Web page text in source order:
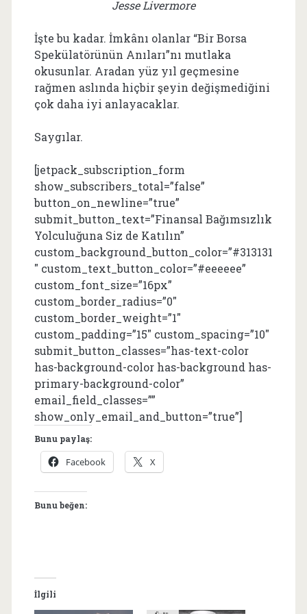
Jesse Livermore
İşte bu kadar. İmkânı olanlar “Bir Borsa
Spekülatörünün Anıları”nı mutlaka
okusunlar. Aradan yüz yıl geçmesine
rağmen aslında hiçbir şeyin değişmediğini
çok daha iyi anlayacaklar.
Saygılar.
[jetpack_subscription_form
show_subscribers_total=”false”
button_on_newline=”true”
submit_button_text=”Finansal Bağımsızlık
Yolculuğuna Siz de Katılın”
custom_background_button_color=”#313131
″ custom_text_button_color=”#eeeeee”
custom_font_size=”16px”
custom_border_radius=”0″
custom_border_weight=”1″
custom_padding=”15″ custom_spacing=”10″
submit_button_classes=”has-text-color
has-background-color has-background has-
primary-background-color”
email_field_classes=””
show_only_email_and_button=”true”]
Bunu paylaş:
Facebook X
Bunu beğen:
İlgili